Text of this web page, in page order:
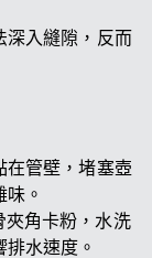
深入縫隙，反而
在管壁，堵塞壺
。
夾角卡粉，水洗
水速度。